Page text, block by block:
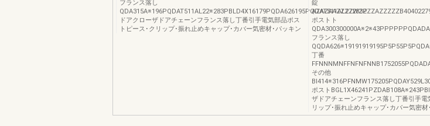
フランス落し
QDA315A※196PQDAT511AL22※283PBLD4X16179PQDA626195PQDAT511AL27283P
ドアクローザドアチェーンフランス落し丁番引手電気部品ポス
トピース･クリップ･振れ止めキャップ･カバー気密材･パッキン
錠
ポストト
フランス落し
丁番
その他
ポスト
ザドアチェーンフランス落し丁番引手電
リップ･振れ止めキャップ･カバー気密材